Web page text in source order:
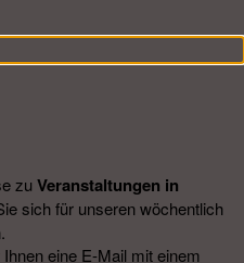
zu Veranstal­tungen in
sich für unseren wöchentlich
eine E-Mail mit einem